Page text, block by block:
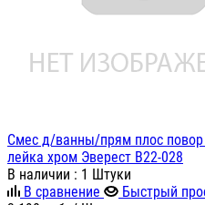
Смес д/ванны/прям плос
лейка хром Эверест В22-028
В наличии : 1 Штуки
В сравнение
Быстрый